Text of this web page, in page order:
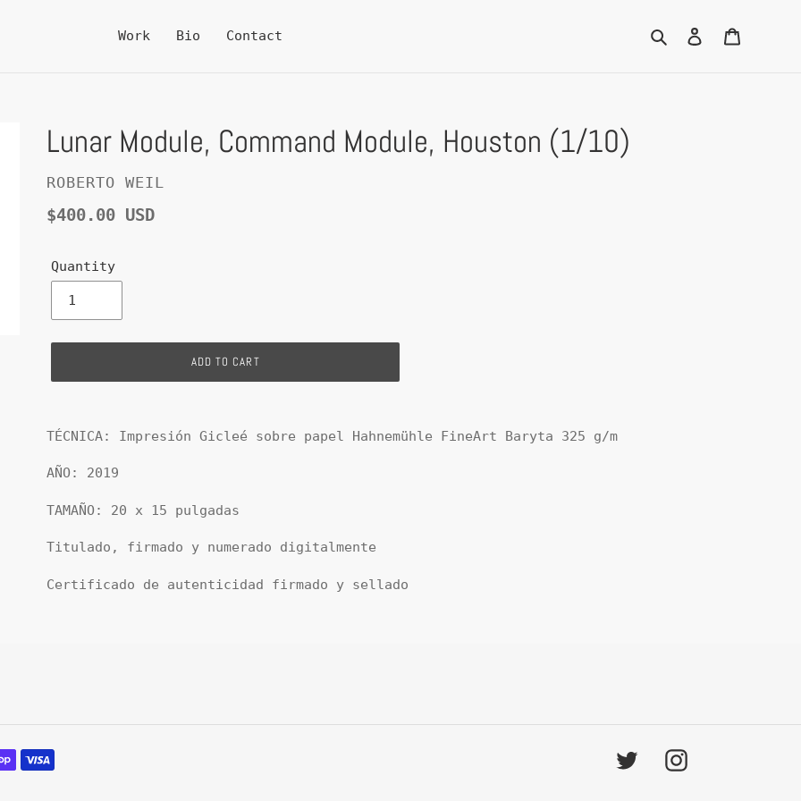
Work Bio Contact SearchLog in
Lunar Module, Command Module, Houston (1/10)
VENDOR
ROBERTO WEIL
Regular
$400.00 USD
Quantity
ADD TO CART
product
your
TÉCNICA: Impresión Gicleé sobre papel Hahnemühle FineArt Baryta 325 g/m
AÑO: 2019
TAMAÑO: 20 x 15 pulgadas
Titulado, firmado y numerado digitalmente
Certificado de autenticidad firmado y sellado
TwitterInstagram